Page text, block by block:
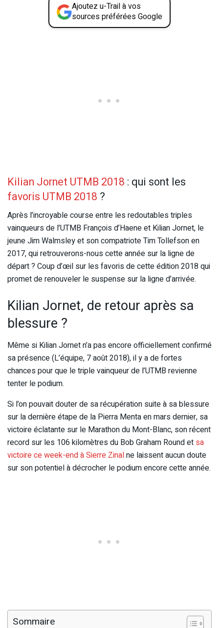
Ajoutez u-Trail à vos
sources préférées Google
Kilian Jornet UTMB 2018 : qui sont les
favoris UTMB 2018 ?
Après l’incroyable course entre les redoutables triples
vainqueurs de l’UTMB François d’Haene et Kilian Jornet, le
jeune Jim Walmsley et son compatriote Tim Tollefson en
2017, qui retrouverons-nous cette année sur la ligne de
départ ? Coup d’œil sur les favoris de cette édition 2018 qui
promet de renouveler le suspense sur la ligne d’arrivée.
Kilian Jornet, de retour après sa
blessure ?
Même si Kilian Jornet n’a pas encore officiellement confirmé
sa présence (L’équipe, 7 août 2018), il y a de fortes
chances pour que le triple vainqueur de l’UTMB revienne
tenter le podium.
Si l’on pouvait douter de sa récupération suite à sa blessure
sur la dernière étape de la Pierra Menta en mars dernier, sa
victoire éclatante sur le Marathon du Mont-Blanc, son récent
record sur les 106 kilomètres du Bob Graham Round et sa
victoire ce week-end à Sierre Zinalne laissent aucun doute
sur son potentiel à décrocher le podium encore cette année.
Sommaire